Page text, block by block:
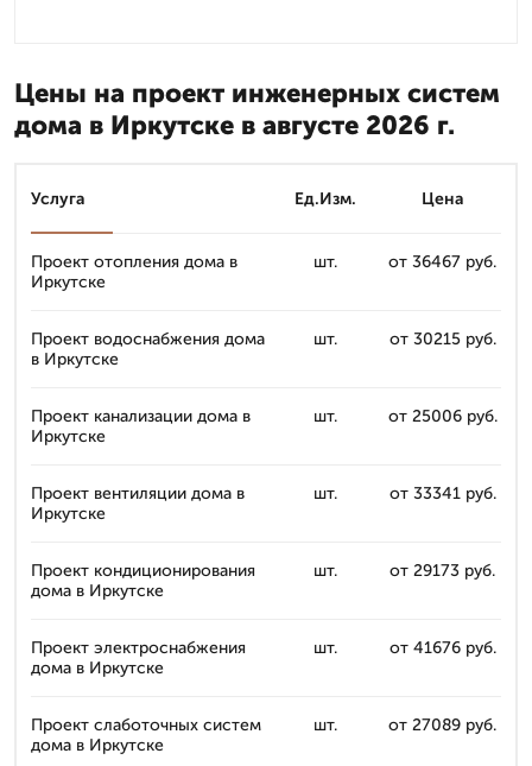
Цены на проект инженерных систем
дома в Иркутске в августе 2026 г.
Услуга Ед.Изм. Цена
Проект отопления дома в
Иркутске
шт. от 36467 руб.
Проект водоснабжения дома
в Иркутске
шт. от 30215 руб.
Проект канализации дома в
Иркутске
шт. от 25006 руб.
Проект вентиляции дома в
Иркутске
шт. от 33341 руб.
Проект кондиционирования
дома в Иркутске
шт. от 29173 руб.
Проект электроснабжения
дома в Иркутске
шт. от 41676 руб.
Проект слаботочных систем
дома в Иркутске
шт. от 27089 руб.